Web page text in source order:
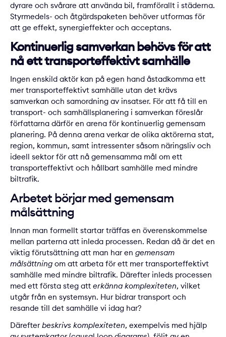
dyrare och svårare att använda bil, framförallt i städerna.
Styrmedels- och åtgärdspaketen behöver utformas för
att ge effekt, synergieffekter och acceptans.
Kontinuerlig samverkan behövs för att
nå ett transporteffektivt samhälle
Ingen enskild aktör kan på egen hand åstadkomma ett
mer transporteffektivt samhälle utan det krävs
samverkan och samordning av insatser. För att få till en
transport- och samhällsplanering i samverkan föreslår
författarna därför en arena för kontinuerlig gemensam
planering. På denna arena verkar de olika aktörerna stat,
region, kommun, samt intressenter såsom näringsliv och
ideell sektor för att nå gemensamma mål om ett
transporteffektivt och hållbart samhälle med mindre
biltrafik.
Arbetet börjar med gemensam
målsättning
Innan man formellt startar träffas en överenskommelse
mellan parterna att inleda processen. Redan då är det en
viktig förutsättning att man har en gemensam
målsättning om att arbeta för ett mer transporteffektivt
samhälle med mindre biltrafik. Därefter inleds processen
med ett första steg att erkänna komplexiteten, vilket
utgår från en systemsyn. Hur bidrar transport och
resande till det samhälle vi idag har?
Därefterbeskrivs komplexiteten, exempelvis med hjälp